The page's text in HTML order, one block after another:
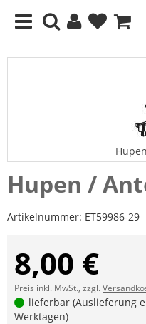
Hupen /
Artikelnummer: ET59986-29
8,00 €
Preis inkl. MwSt., zzgl.
lieferbar (Auslieferung
Werktagen)